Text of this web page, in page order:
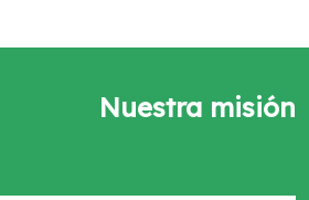
Nuestra misión